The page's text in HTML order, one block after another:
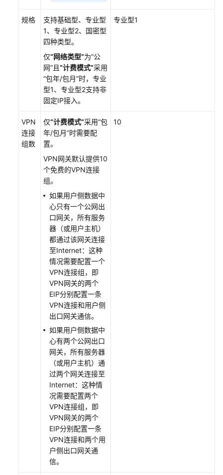
规格
支持基础型、专业型
1、专业型2、国密型
四种类型。
仅“网络类型”为“公
网”且“计费模式”采用
“包年/包月”时，专业
型1、专业型2支持非
固定IP接入。
专业型1
VPN
连接
组数
仅“计费模式”采用“包
年/包月”时需要配
置。
VPN网关默认提供10
个免费的VPN连接
组。
如果用户侧数据中
心只有一个公网出
口网关，所有服务
器（或用户主机）
都通过该网关连接
至Internet：这种
情况需要配置一个
VPN连接组，即
VPN网关的两个
EIP分别配置一条
VPN连接和用户侧
出口网关通信。
如果用户侧数据中
心有两个公网出口
网关，所有服务器
（或用户主机）通
过两个网关连接至
Internet：这种情
况需要配置两个
VPN连接组，即
VPN网关的两个
EIP分别配置一条
VPN连接和两个用
户侧出口网关通
信。
10